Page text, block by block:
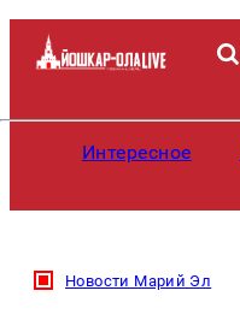
Интересное
Новости Марий Эл